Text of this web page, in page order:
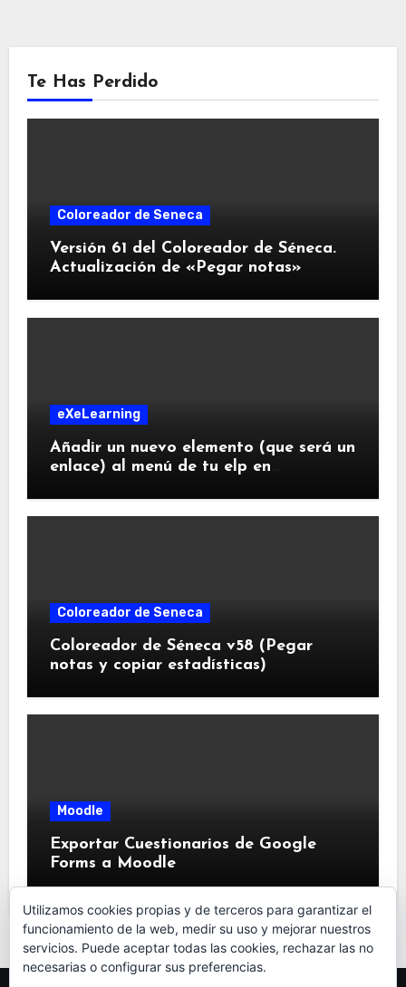
Te Has Perdido
Coloreador de Seneca
Versión 61 del Coloreador de Séneca.
Actualización de «Pegar notas»
eXeLearning
Añadir un nuevo elemento (que será un
enlace) al menú de tu elp en
Coloreador de Seneca
Coloreador de Séneca v58 (Pegar
notas y copiar estadísticas)
Moodle
Exportar Cuestionarios de Google
Forms a Moodle
Utilizamos cookies propias y de terceros para garantizar el
funcionamiento de la web, medir su uso y mejorar nuestros
servicios. Puede aceptar todas las cookies, rechazar las no
necesarias o configurar sus preferencias.